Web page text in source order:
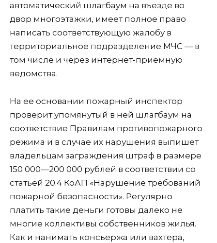
автоматический шлагбаум на въезде во
двор многоэтажки, имеет полное право
написать соответствующую жалобу в
территориальное подразделение МЧС — в
том числе и через интернет-приемную
ведомства.
На ее основании пожарный инспектор
проверит упомянутый в ней шлагбаум на
соответствие Правилам противопожарного
режима и в случае их нарушения выпишет
владельцам заграждения штраф в размере
150 000—200 000 рублей в соответствии со
статьей 20.4 КоАП «Нарушение требований
пожарной безопасности». Регулярно
платить такие деньги готовы далеко не
многие коллективы собственников жилья.
Как и нанимать консьержа или вахтера,